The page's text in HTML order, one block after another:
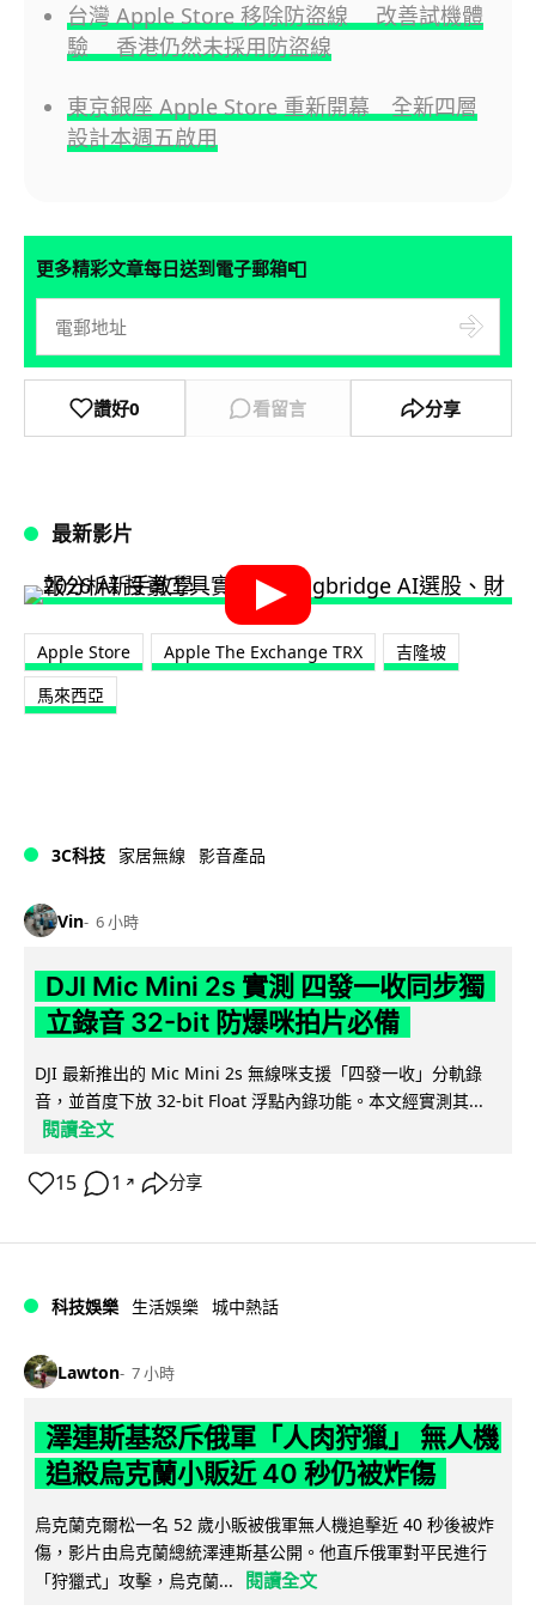
台灣 Apple Store 移除防盜線 改善試機體
驗 香港仍然未採用防盜線
東京銀座 Apple Store 重新開幕 全新四層
設計本週五啟用
更多精彩文章每日送到電子郵箱📮
讚好0 看留言 分享
最新影片
Apple Store Apple The Exchange TRX
吉隆坡
馬來西亞
3C科技 家居無線 影音產品
Vin 6 小時
DJI Mic Mini 2s 實測 四發一收同步獨
立錄音 32-bit 防爆咪拍片必備
DJI 最新推出的 Mic Mini 2s 無線咪支援「四發一收」分軌錄
音，並首度下放 32-bit Float 浮點內錄功能。本文經實測其...
閱讀全文
15 1 ↗ 分享
科技娛樂 生活娛樂 城中熱話
Lawton 7 小時
澤連斯基怒斥俄軍「人肉狩獵」 無人機
追殺烏克蘭小販近 40 秒仍被炸傷
烏克蘭克爾松一名 52 歲小販被俄軍無人機追擊近 40 秒後被炸
傷，影片由烏克蘭總統澤連斯基公開。他直斥俄軍對平民進行
「狩獵式」攻擊，烏克蘭...
閱讀全文